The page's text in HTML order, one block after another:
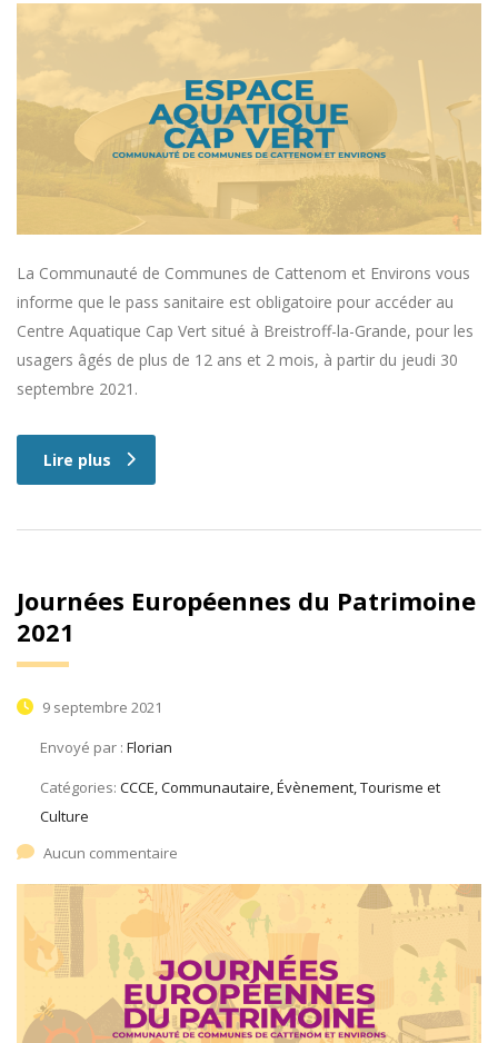
La Communauté de Communes de Cattenom et Environs vous
informe que le pass sanitaire est obligatoire pour accéder au
Centre Aquatique Cap Vert situé à Breistroff-la-Grande, pour les
usagers âgés de plus de 12 ans et 2 mois, à partir du jeudi 30
septembre 2021.
Lire plus
Journées Européennes du Patrimoine
2021
9 septembre 2021
Envoyé par : Florian
Catégories: CCCE, Communautaire, Évènement, Tourisme et
Culture
Aucun commentaire